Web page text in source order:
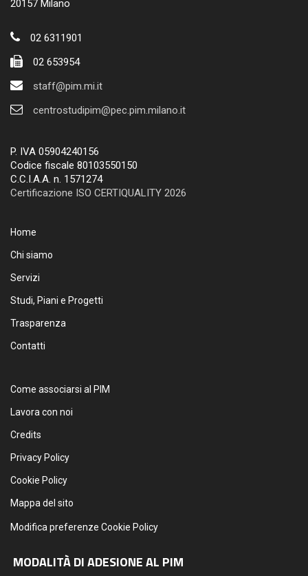
20157 Milano
02 6311901
02 653954
staff@pim.mi.it
centrostudipim@pec.pim.milano.it
P. IVA 05904240156
Codice fiscale 80103550150
C.C.I.A.A. n. 1571274
Certificazione ISO CERTIQUALITY 2026
Home
Chi siamo
Servizi
Studi, Piani e Progetti
Trasparenza
Contatti
Come associarsi al PIM
Lavora con noi
Credits
Privacy Policy
Cookie Policy
Mappa del sito
Modifica preferenze Cookie Policy
MODALITÀ DI ADESIONE AL PIM